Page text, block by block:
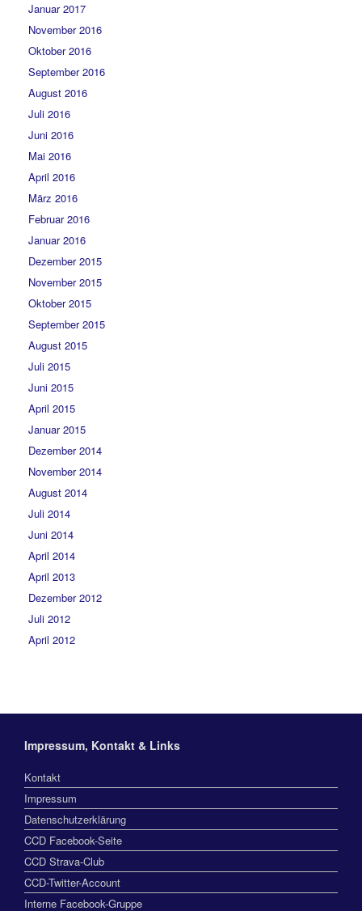
Januar 2017
November 2016
Oktober 2016
September 2016
August 2016
Juli 2016
Juni 2016
Mai 2016
April 2016
März 2016
Februar 2016
Januar 2016
Dezember 2015
November 2015
Oktober 2015
September 2015
August 2015
Juli 2015
Juni 2015
April 2015
Januar 2015
Dezember 2014
November 2014
August 2014
Juli 2014
Juni 2014
April 2014
April 2013
Dezember 2012
Juli 2012
April 2012
Impressum, Kontakt & Links
Kontakt
Impressum
Datenschutzerklärung
CCD Facebook-Seite
CCD Strava-Club
CCD-Twitter-Account
Interne Facebook-Gruppe